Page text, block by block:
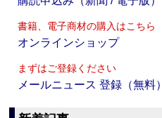
書籍、電子商材の購入はこちら
オンラインショップ
まずはご登録ください
メールニュース 登録（無料）